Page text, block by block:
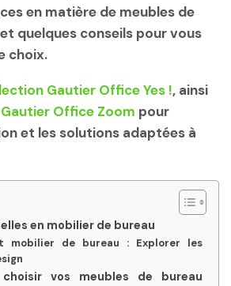
en matière de meubles de
quelques conseils pour vous
choix.
Gautier Office Yes !, ainsi
Office Zoom pour
et les solutions adaptées à
en mobilier de bureau
mobilier de bureau : Explorer les
vos meubles de bureau